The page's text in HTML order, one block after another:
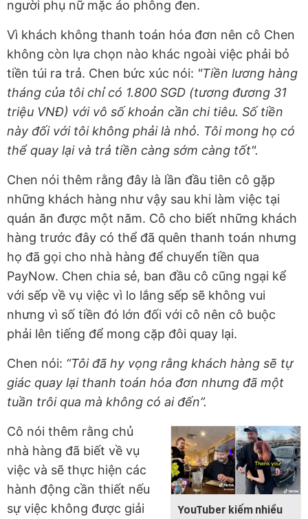
người phụ nữ mặc áo phông đen.
Vì khách không thanh toán hóa đơn nên cô Chen
không còn lựa chọn nào khác ngoài việc phải bỏ
tiền túi ra trả. Chen bức xúc nói: "Tiền lương hàng
tháng của tôi chỉ có 1.800 SGD (tương đương 31
triệu VNĐ) với vô số khoản cần chi tiêu. Số tiền
này đối với tôi không phải là nhỏ. Tôi mong họ có
thể quay lại và trả tiền càng sớm càng tốt".
Chen nói thêm rằng đây là lần đầu tiên cô gặp
những khách hàng như vậy sau khi làm việc tại
quán ăn được một năm. Cô cho biết những khách
hàng trước đây có thể đã quên thanh toán nhưng
họ đã gọi cho nhà hàng để chuyển tiền qua
PayNow. Chen chia sẻ, ban đầu cô cũng ngại kể
với sếp về vụ việc vì lo lắng sếp sẽ không vui
nhưng vì số tiền đó lớn đối với cô nên cô buộc
phải lên tiếng để mong cặp đôi quay lại.
Chen nói: “Tôi đã hy vọng rằng khách hàng sẽ tự
giác quay lại thanh toán hóa đơn nhưng đã một
tuần trôi qua mà không có ai đến”.
YouTuber kiếm nhiều
Cô nói thêm rằng chủ
nhà hàng đã biết về vụ
việc và sẽ thực hiện các
hành động cần thiết nếu
sự việc không được giải